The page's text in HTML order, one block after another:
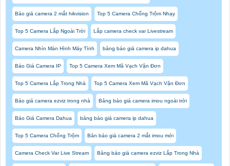
Báo giá camera 2 mắt hikvision Top 5 Camera Chống Trộm Nhạy
Top 5 Camera Lắp Ngoài Trời Lắp camera check var Livestream
Camera Nhìn Màn Hình Máy Tính bảng báo giá camera ip dahua
Báo Giá Camera IP Top 5 Camera Xem Mã Vạch Vận Đơn
Top 5 Camera Lắp Trong Nhà Top 5 Camera Xem Mã Vạch Vận Đơn
Báo giá camera ezviz trong nhà Bảng báo giá camera imou ngoài trời
Báo Giá Camera Dahua bảng báo giá camera ip dahua
Top 5 Camera Chống Trộm Bản báo giá camera 2 mắt imou mới
Camera Check Var Live Stream Bảng báo giá camera ezviz Lắp Trong Nhà